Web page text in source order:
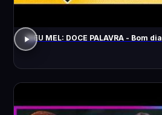
MEU MEL: DOCE PALAVRA - Bom